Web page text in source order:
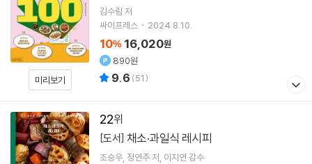
미리보기
김수림 저
싸이프레스
2024.8.10.
10% 16,020원
890원
9.6 (51)
22
[도서] 채소·과일식 레시피
조승우 정연주저 이지연 감수